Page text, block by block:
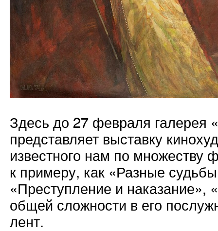
Здесь до 27 февраля галерея
представляет выставку
известного нам по множеству
к примеру, как «Разные
«Преступление и наказание»,
общей сложности в его
лент.